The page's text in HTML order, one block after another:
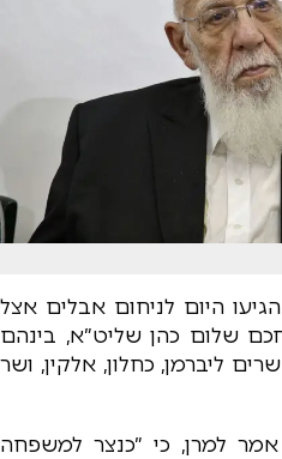
היום לניחום אבלים אצל
שלום כהן שליט״א, בינהם
ליברמן, כחלון, אלקין, ושר
אמר למרן, כי ״כנצר למשפחה